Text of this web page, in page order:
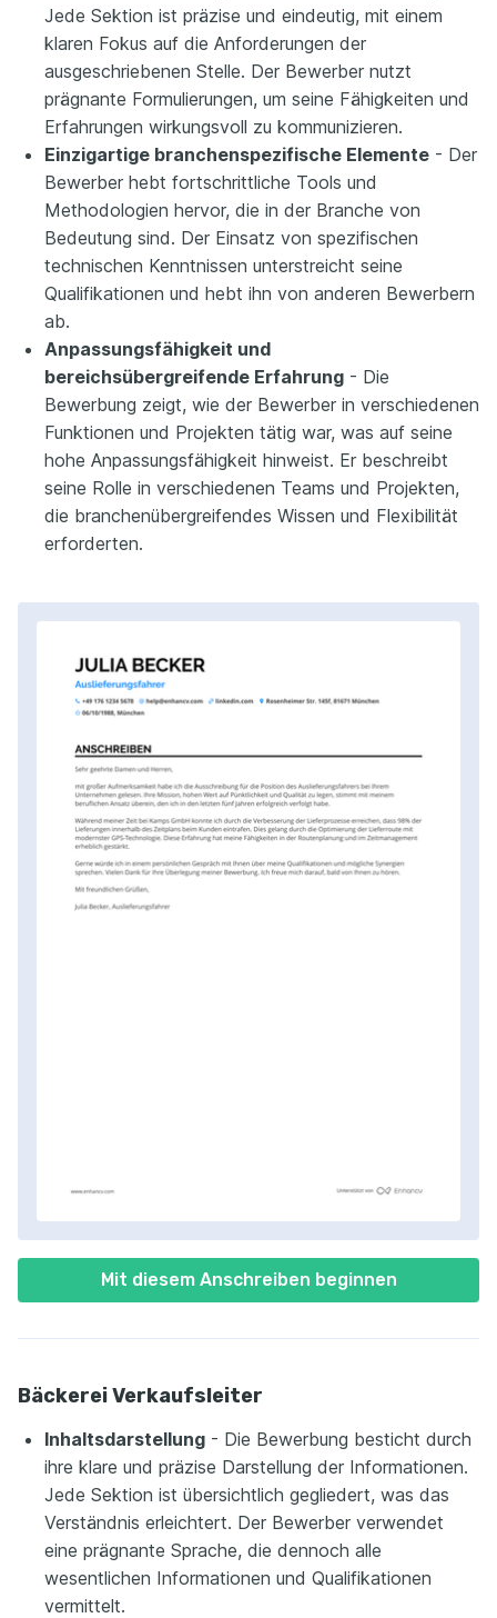
Mit diesem Anschreiben beginnen
Jede Sektion ist präzise und eindeutig, mit einem
klaren Fokus auf die Anforderungen der
ausgeschriebenen Stelle. Der Bewerber nutzt
prägnante Formulierungen, um seine Fähigkeiten und
Erfahrungen wirkungsvoll zu kommunizieren.
Einzigartige branchenspezifische Elemente - Der
Bewerber hebt fortschrittliche Tools und
Methodologien hervor, die in der Branche von
Bedeutung sind. Der Einsatz von spezifischen
technischen Kenntnissen unterstreicht seine
Qualifikationen und hebt ihn von anderen Bewerbern
ab.
Anpassungsfähigkeit und
bereichsübergreifende Erfahrung - Die
Bewerbung zeigt, wie der Bewerber in verschiedenen
Funktionen und Projekten tätig war, was auf seine
hohe Anpassungsfähigkeit hinweist. Er beschreibt
seine Rolle in verschiedenen Teams und Projekten,
die branchenübergreifendes Wissen und Flexibilität
erforderten.
Bäckerei Verkaufsleiter
Inhaltsdarstellung - Die Bewerbung besticht durch
ihre klare und präzise Darstellung der Informationen.
Jede Sektion ist übersichtlich gegliedert, was das
Verständnis erleichtert. Der Bewerber verwendet
eine prägnante Sprache, die dennoch alle
wesentlichen Informationen und Qualifikationen
vermittelt.